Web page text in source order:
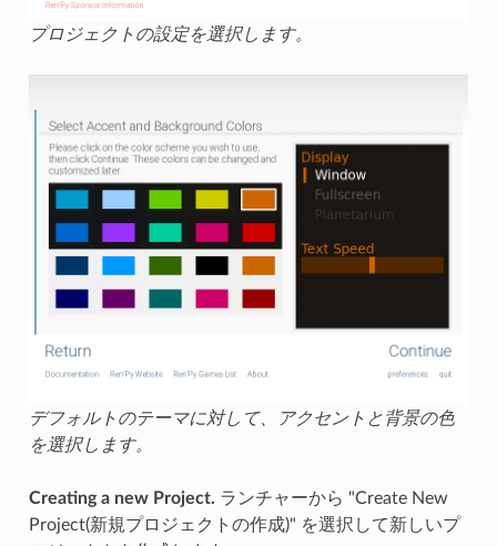
プロジェクトの設定を選択します。
デフォルトのテーマに対して、アクセントと背景の色
を選択します。
Creating a new Project. ランチャーから "Create New
Project(新規プロジェクトの作成)" を選択して新しいプ